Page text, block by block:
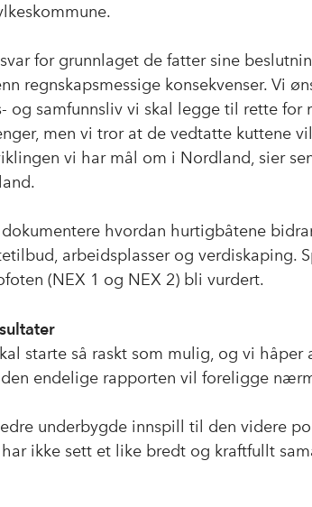
for grunnlaget de fatter sine
regnskapsmessige konsekvenser. Vi
samfunnsliv vi skal legge til rette for
men vi tror at de vedtatte kuttene
vi har mål om i Nordland, sier
hvordan hurtigbåtene
arbeidsplasser og verdiskaping.
(NEX 1 og NEX 2) bli vurdert.
starte så raskt som mulig, og vi
den endelige rapporten vil foreligge
underbygde innspill til den videre
ikke sett et like bredt og kraftfullt